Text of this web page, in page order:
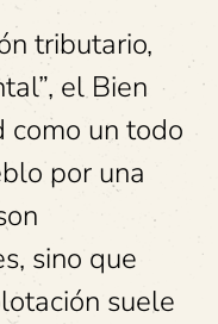
tributario,
el Bien
como un todo
por una
sino que
suele